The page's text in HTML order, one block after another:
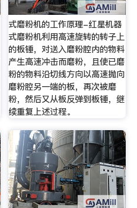
式磨粉机的工作原理-红星机器
式磨粉机利用高速旋转的转子上
的板锤，对送入磨粉腔内的物料
产生高速冲击而磨粉，且使已磨
粉的物料沿切线方向以高速抛向
磨粉腔另一端的板，再次被磨
粉，然后又从板反弹到板锤，继
续重复上述过程。